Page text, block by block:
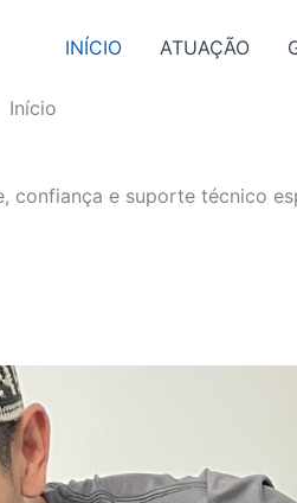
INÍCIO ATUAÇÃO
Início
confiança e suporte técnico